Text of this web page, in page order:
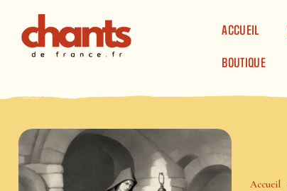
ACCUEIL
BOUTIQUE
Accueil